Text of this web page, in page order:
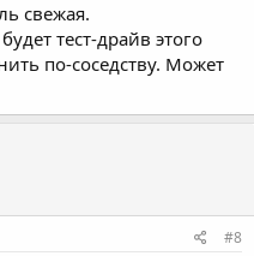
z400 выходит значительно
390 тоже дороже,
но одностволка,
g310r чуть дешевле, но
но опять же одностволка,
такого мота, как мне
же по цене cfmoto 400, но
смысла.
отсутствие отзывов,
оптика, когда на bajajе,
тут обычная галогенка,
свежая.
тест-драйв этого
по-соседству. Может
#8